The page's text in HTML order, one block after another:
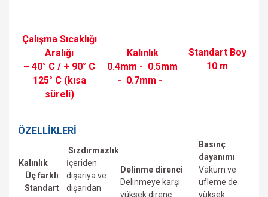
Çalışma Sıcaklığı
Aralığı
– 40° C / + 90° C
125° C (kısa
süreli)
Kalınlık
0.4mm - 0.5mm
- 0.7mm -
Standart Boy
10 m
ÖZELLİKLERİ
Kalınlık
Üç farklı
Standart
Sızdırmazlık
İçeriden
dışarıya ve
dışarıdan
Delinme direnci
Delinmeye karşı
yüksek direnç
Basınç
dayanımı
Vakum ve
üfIeme de
yüksek